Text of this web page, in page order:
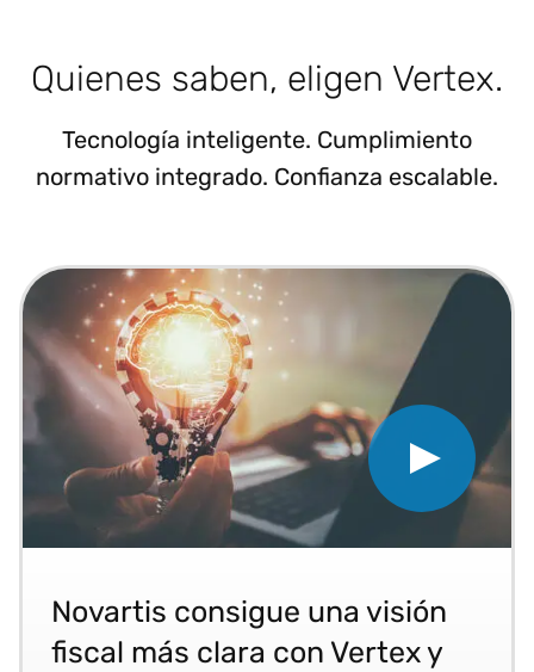
Quienes saben, eligen Vertex.
Tecnología inteligente. Cumplimiento
normativo integrado. Confianza escalable.
Play Novartis Gains Tax
Novartis consigue una visión
fiscal más clara con Vertex y
Descubra cómo la empresa farmacéutica